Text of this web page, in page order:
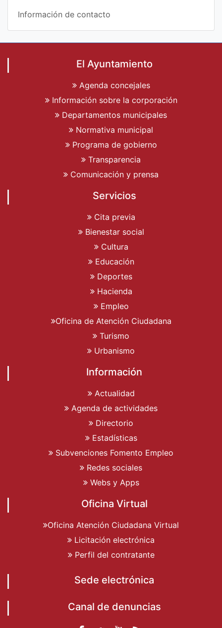
Información de contacto
El Ayuntamiento
Agenda concejales
Información sobre la corporación
Departamentos municipales
Normativa municipal
Programa de gobierno
Transparencia
Comunicación y prensa
Servicios
Cita previa
Bienestar social
Cultura
Educación
Deportes
Hacienda
Empleo
Oficina de Atención Ciudadana
Turismo
Urbanismo
Información
Actualidad
Agenda de actividades
Directorio
Estadísticas
Subvenciones Fomento Empleo
Redes sociales
Webs y Apps
Oficina Virtual
Oficina Atención Ciudadana Virtual
Licitación electrónica
Perfil del contratante
Sede electrónica
Canal de denuncias